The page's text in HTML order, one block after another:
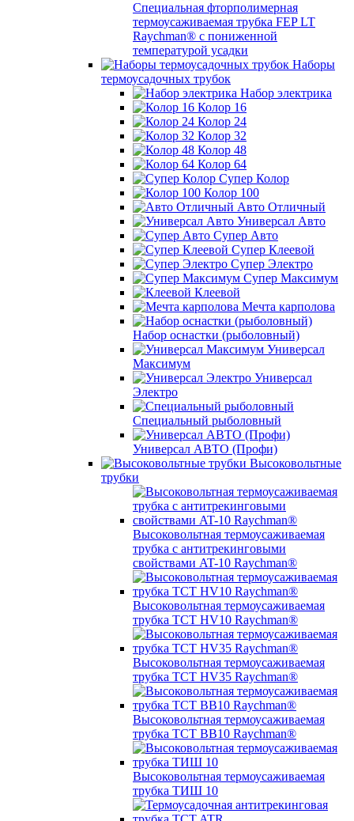
Специальная фторполимерная
термоусаживаемая трубка FEP LT
Raychman® с пониженной
температурой усадки
Наборы
термоусадочных трубок
Набор электрика
Колор 16
Колор 24
Колор 32
Колор 48
Колор 64
Супер Колор
Колор 100
Авто Отличный
Универсал Авто
Супер Авто
Супер Клеевой
Супер Электро
Супер Максимум
Клеевой
Мечта карполова
Набор оснастки (рыболовный)
Универсал
Максимум
Универсал
Электро
Специальный рыболовный
Универсал АВТО (Профи)
Высоковольтные
трубки
Высоковольтная термоусаживаемая
трубка с антитрекинговыми
свойствами AT-10 Raychman®
Высоковольтная термоусаживаемая
трубка TCT HV10 Raychman®
Высоковольтная термоусаживаемая
трубка TCT HV35 Raychman®
Высоковольтная термоусаживаемая
трубка TCT BB10 Raychman®
Высоковольтная термоусаживаемая
трубка ТИШ 10